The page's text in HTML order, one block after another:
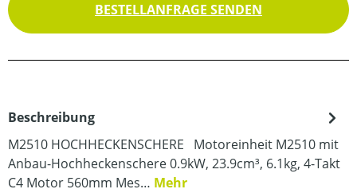
BESTELLANFRAGE SENDEN
Beschreibung
M2510 HOCHHECKENSCHERE Motoreinheit M2510 mit
Anbau-Hochheckenschere 0.9kW, 23.9cm³, 6.1kg, 4-Takt
C4 Motor 560mm Mes… Mehr